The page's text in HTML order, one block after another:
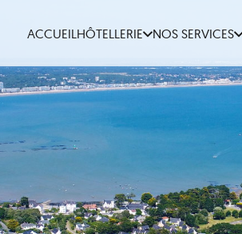
ACCUEILHÔTELLERIE NOS SERVICES